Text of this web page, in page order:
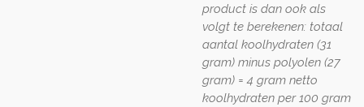
product is dan ook als
volgt te berekenen: totaal
aantal koolhydraten (31
gram) minus polyolen (27
gram) = 4 gram netto
koolhydraten per 100 gram